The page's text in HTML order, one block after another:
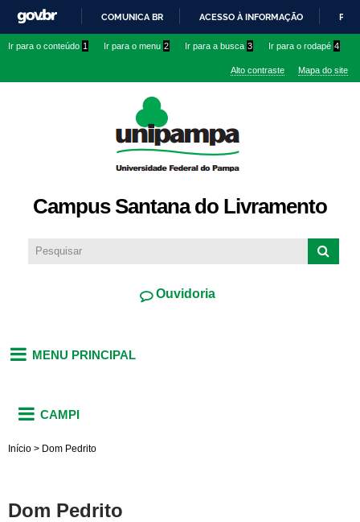
conteúdo
IR
O
COMUNICA BR ACESSO À INFORMAÇÃO
Ir para o conteúdo 1 Ir para o menu 2 Ir para a busca 3 Ir para o rodapé 4
Alto contraste Mapa do site
Campus Santana do Livramento
Ouvidoria
MENU PRINCIPAL
CAMPI
Início > Dom Pedrito
Dom Pedrito